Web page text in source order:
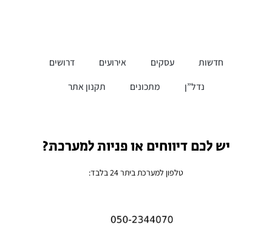
חדשות עסקים אירועים
דרושים
נדל”ן
מתכונים תקנון אתר
יש לכם דיווחים או פניות למערכת?
טלפון למערכת ביתר 24 בלבד: